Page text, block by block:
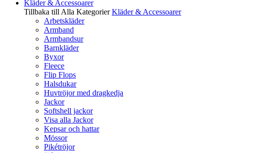
Kläder & Accessoarer
Tillbaka till Alla Kategorier Kläder & Accessoarer
Arbetskläder
Armband
Armbandsur
Barnkläder
Byxor
Fleece
Flip Flops
Halsdukar
Huvtröjor med dragkedja
Jackor
Softshell jackor
Visa alla Jackor
Kepsar och hattar
Mössor
Pikétröjor